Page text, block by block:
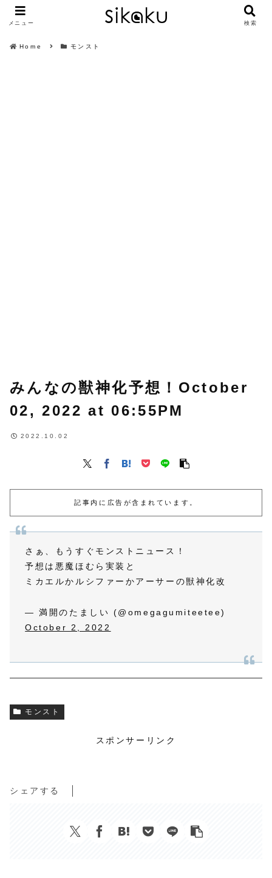
Home モンスト
みんなの獣神化予想！October
02, 2022 at 06:55PM
2022.10.02
記事内に広告が含まれています。
さぁ、もうすぐモンストニュース！
予想は悪魔ほむら実装と
ミカエルかルシファーかアーサーの獣神化改
— 満開のたましい (@omegagumiteetee)
October 2, 2022
モンスト
スポンサーリンク
シェアする
メニュー 検索